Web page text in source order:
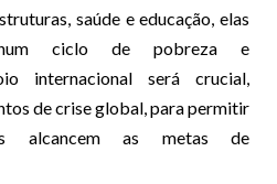
saúde e educação, elas
num ciclo de pobreza e
internacional será crucial,
de crise global, para permitir
alcancem as metas de